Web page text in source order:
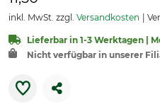
inkl. MwSt. zzgl. Versandkosten
Lieferbar in 1-3 Werktagen |
Nicht verfügbar in unserer